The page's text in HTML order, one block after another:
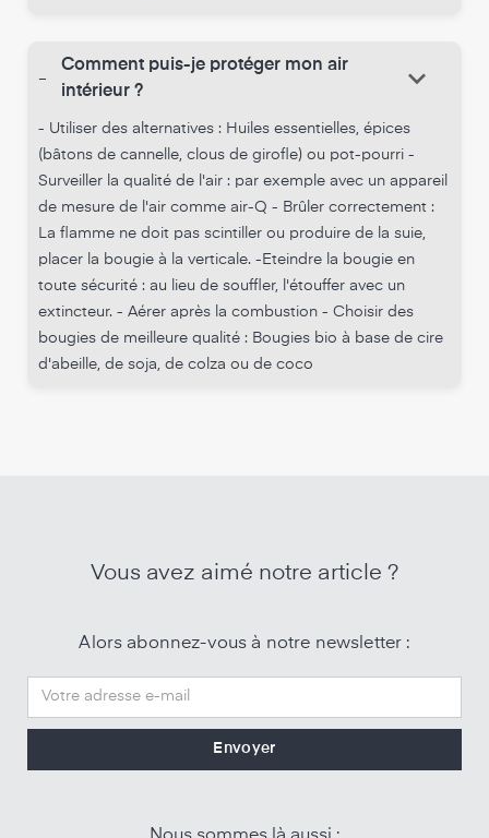
-
Comment puis-je protéger mon air
intérieur ?
keyboard_arrow_down
- Utiliser des alternatives : Huiles essentielles, épices
(bâtons de cannelle, clous de girofle) ou pot-pourri -
Surveiller la qualité de l'air : par exemple avec un appareil
de mesure de l'air comme air-Q - Brûler correctement :
La flamme ne doit pas scintiller ou produire de la suie,
placer la bougie à la verticale. -Eteindre la bougie en
toute sécurité : au lieu de souffler, l'étouffer avec un
extincteur. - Aérer après la combustion - Choisir des
bougies de meilleure qualité : Bougies bio à base de cire
d'abeille, de soja, de colza ou de coco
Vous avez aimé notre article ?
Alors abonnez-vous à notre newsletter :